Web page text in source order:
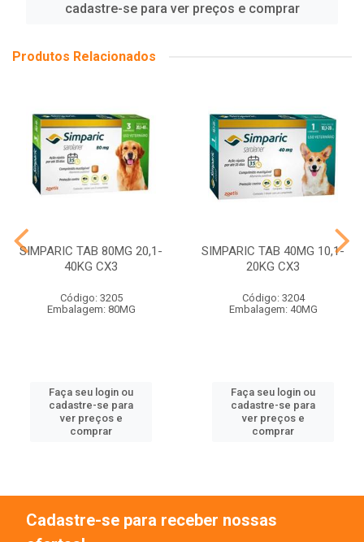
cadastre-se para ver preços e comprar
Produtos Relacionados
SIMPARIC TAB 80MG 20,1-
40KG CX3
Código: 3205
Embalagem: 80MG
Faça seu login ou
cadastre-se para
ver preços e
comprar
SIMPARIC TAB 40MG 10,1-
20KG CX3
Código: 3204
Embalagem: 40MG
Faça seu login ou
cadastre-se para
ver preços e
comprar
Cadastre-se para receber nossas